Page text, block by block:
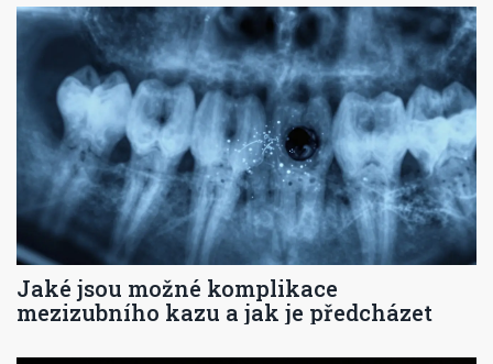
Jaké jsou možné komplikace
mezizubního kazu a jak je předcházet